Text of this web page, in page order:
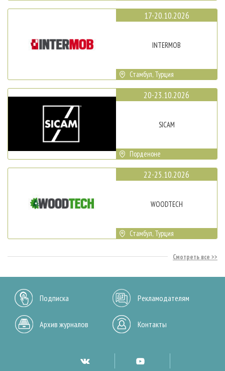
17-20.10.2026
INTERMOB
Стамбул, Турция
20-23.10.2026
SICAM
Порденоне
22-25.10.2026
WOODTECH
Стамбул, Турция
Смотреть все
Подписка Рекламодателям
Архив журналов Контакты